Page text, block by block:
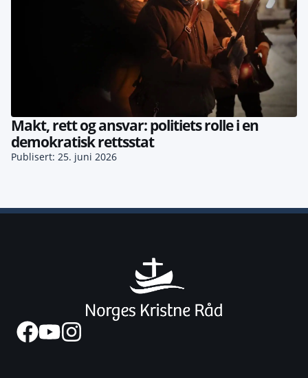
Makt, rett og ansvar: politiets rolle i en
demokratisk rettsstat
Publisert: 25. juni 2026